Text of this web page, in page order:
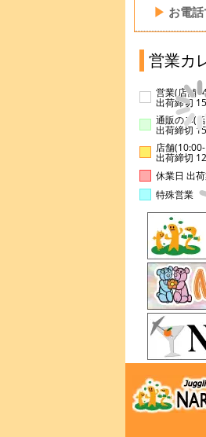
▶ お電
営業カ
営業(店舗
出荷締切
通販のみ(
出荷締切
店舗
出荷締切
休業日 出
特殊営業